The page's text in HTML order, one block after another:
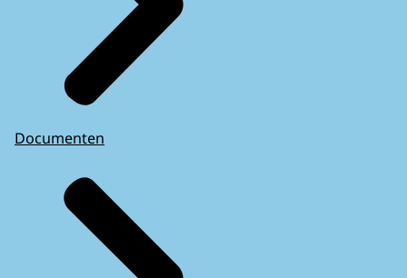
Documenten